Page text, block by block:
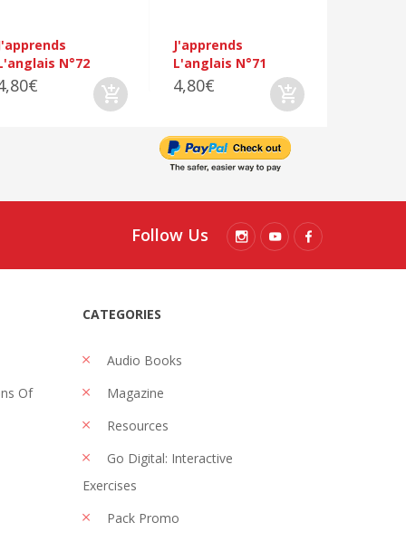
N°72
J'apprends
L'anglais N°71
4,80€
Follow Us
Of
CATEGORIES
Audio Books
Magazine
Resources
Go Digital: Interactive
Exercises
Pack Promo